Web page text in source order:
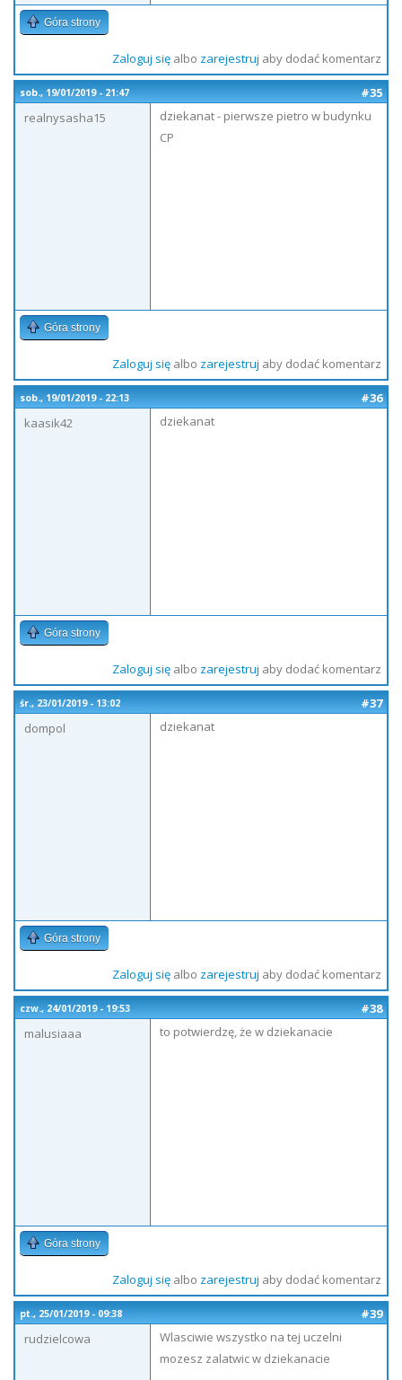
Góra strony
Zaloguj sięalbo zarejestruj aby dodać komentarz
sob., 19/01/2019 - 21:47
#35
realnysasha15
dziekanat - pierwsze pietro w budynku
CP
Góra strony
Zaloguj sięalbo zarejestruj aby dodać komentarz
sob., 19/01/2019 - 22:13
#36
kaasik42
dziekanat
Góra strony
Zaloguj sięalbo zarejestruj aby dodać komentarz
śr., 23/01/2019 - 13:02
#37
dompol
dziekanat
Góra strony
Zaloguj sięalbo zarejestruj aby dodać komentarz
czw., 24/01/2019 - 19:53
#38
malusiaaa
to potwierdzę, że w dziekanacie
Góra strony
Zaloguj sięalbo zarejestruj aby dodać komentarz
pt., 25/01/2019 - 09:38
#39
rudzielcowa
Wlasciwie wszystko na tej uczelni
mozesz zalatwic w dziekanacie